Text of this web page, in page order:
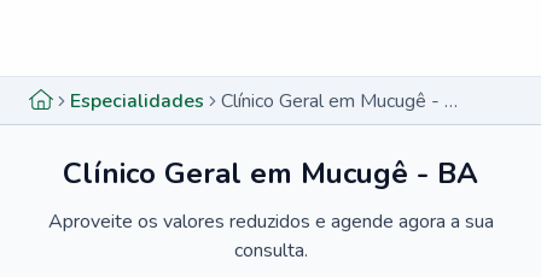
Especialidades Clínico Geral em Mucugê - BA
Clínico Geral em Mucugê - BA
Aproveite os valores reduzidos e agende agora a sua
consulta.